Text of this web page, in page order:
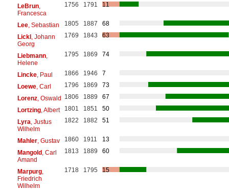
LeBrun,
Francesca
1756 1791 11
Lee, Sebastian 1805 1887
68
Lickl, Johann
Georg
1769 1843 63
Liebmann,
Helene
1795 1869 74
Lincke, Paul 1866 1946
7
Loewe, Carl 1796 1869
73
Lorenz, Oswald 1806 1889
67
Lortzing, Albert 1801 1851
50
Lyra , Justus
Wilhelm
1822 1882 51
Mahler, Gustav 1860 1911
13
Mangold, Carl
Amand
1813 1889 60
Marpurg,
Friedrich
Wilhelm
1718 1795 15